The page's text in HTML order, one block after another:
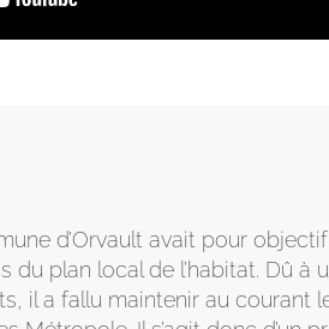
d’Orvault avait pour
du plan local de l’habitat. Dû à
il a fallu maintenir au courant